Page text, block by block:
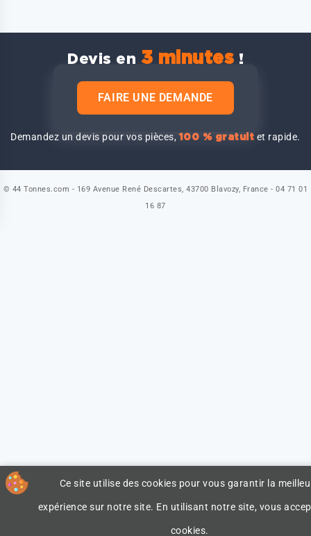
Devis en 3 minutes !
FAIRE UNE DEMANDE
Demandez un devis pour vos pièces,100 % gratuit et rapide.
Ce site utilise des cookies pour vous garantir la
expérience sur notre site. En utilisant notre site, vous
cookies.
© 44 Tonnes.com - 169 Avenue René Descartes, 43700 Blavozy, France - 04 71 01
16 87